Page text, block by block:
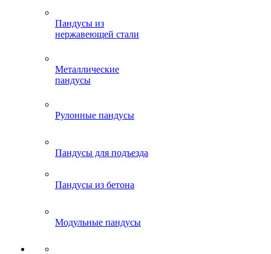
Пандусы из
нержавеющей стали
Металлические
пандусы
Рулонные пандусы
Пандусы для подъезда
Пандусы из бетона
Модульные пандусы